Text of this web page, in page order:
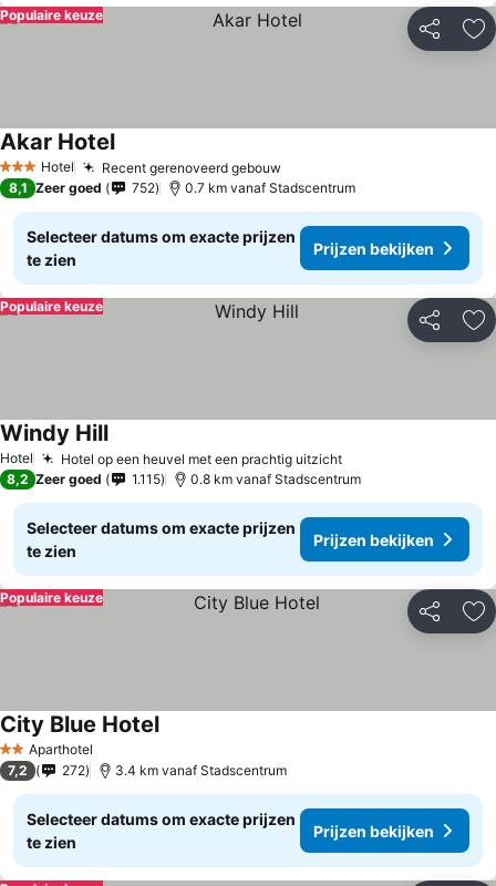
Delen
Populaire keuze
3 SterrenHotel Recent gerenoveerd gebouw
Akar Hotel
8,1 Zeer goed 752 0.7 km vanaf Stadscentrum
Selecteer datums om exacte prijzen
te zien
Prijzen bekijken
Delen
Populaire keuze
Hotel Hotel op een heuvel met een prachtig uitzicht
Windy Hill
8,2 Zeer goed 1.115 0.8 km vanaf Stadscentrum
Selecteer datums om exacte prijzen
te zien
Prijzen bekijken
Delen
Populaire keuze
2 SterrenAparthotel
City Blue Hotel
7,2 272 3.4 km vanaf Stadscentrum
Selecteer datums om exacte prijzen
te zien
Prijzen bekijken